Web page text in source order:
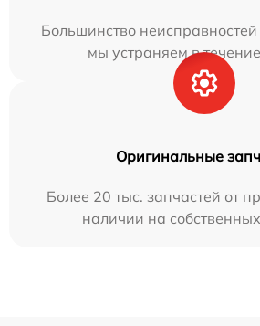
Большинство
мы устраняем в
Оригинальные
Более 20 тыс. запчастей от
наличии на